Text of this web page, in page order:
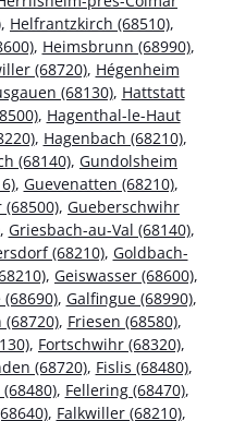
, Helfrantzkirch (68510),
, Heimsbrunn (68990),
(68720), Hégenheim
(68130), Hattstatt
, Hagenthal-le-Haut
, Hagenbach (68210),
(68140), Gundolsheim
, Guevenatten (68210),
, Gueberschwihr
, Griesbach-au-Val (68140),
(68210), Goldbach-
, Geiswasser (68600),
, Galfingue (68990),
, Friesen (68580),
, Fortschwihr (68320),
(68720), Fislis (68480),
, Fellering (68470),
, Falkwiller (68210),